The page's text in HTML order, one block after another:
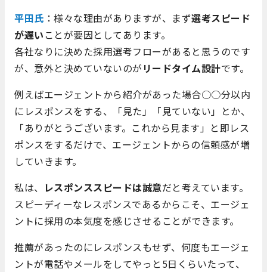
平田氏 ：様々な理由がありますが、まず選考スピード
が遅い ことが要因としてあります。
各社なりに決めた採用選考フローがあると思うのです
が、意外と決めていないのが リードタイム設計です。
例えばエージェントから紹介があった場合○○分以内
にレスポンスをする、「見た」「見ていない」とか、
「ありがとうございます。これから見ます」と即レス
ポンスをするだけで、エージェントからの信頼感が増
していきます。
私は、
レスポンススピードは誠意だと考えています。
スピーディーなレスポンスであるからこそ、エージェ
ントに採用の本気度を感じさせることができます。
推薦があったのにレスポンスもせず、何度もエージェ
ントが電話やメールをしてやっと5日くらいたって、